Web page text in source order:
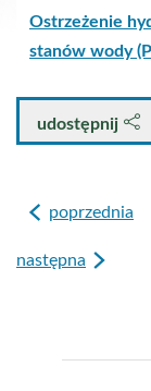
Ostrzeżenie
stanów wody
udostępnij
poprzednia
następna